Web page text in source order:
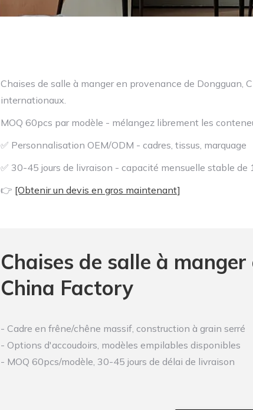
Chaises de salle à manger en provenance de Dongguan,
internationaux.
MOQ 60pcs par modèle - mélangez librement les
✅ Personnalisation OEM/ODM - cadres, tissus, marquage
✅ 30-45 jours de livraison - capacité mensuelle stable de
👉 [Obtenir un devis en gros maintenant]
Chaises de salle à
China Factory
- Cadre en frêne/chêne massif, construction à grain serré
- Options d'accoudoirs, modèles empilables disponibles
- MOQ 60pcs/modèle, 30-45 jours de délai de livraison